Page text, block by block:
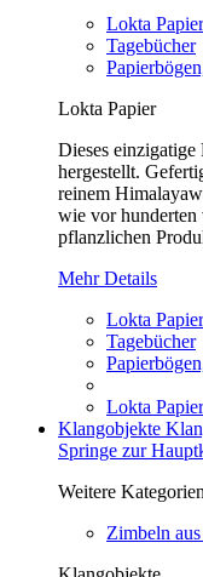
Lokta
Tagebücher
Lokta Papier
Dieses
hergestellt.
reinem
wie vor hunderten
pflanzlichen
Mehr Details
Lokta
Tagebücher
Lokta Papier
Klangobjekte
Springe zur
Weitere Kategorien
Zimbeln